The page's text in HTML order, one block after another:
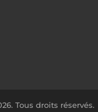
Tous droits réservés.